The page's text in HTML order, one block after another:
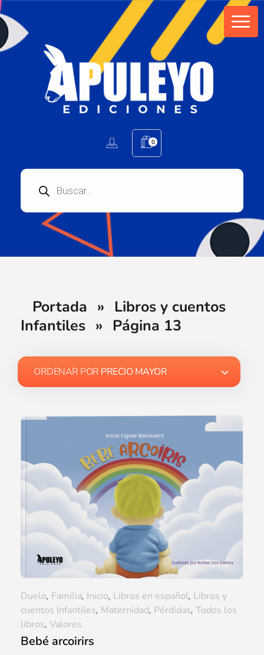
0
Portada » Libros y cuentos
Infantiles » Página 13
ORDENAR POR PRECIO MAYOR
Bebé arcoirirs
Duelo, Familia, Inicio, Libros en español, Libros y
cuentos Infantiles, Maternidad, Pérdidas, Todos los
libros, Valores